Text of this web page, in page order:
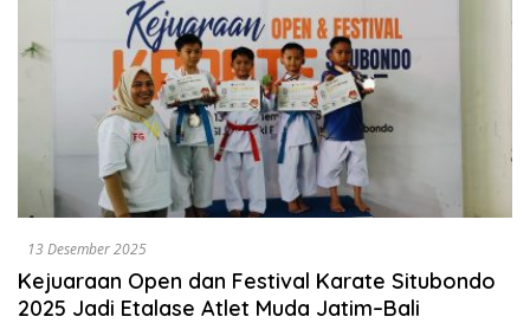
13 Desember 2025
Kejuaraan Open dan Festival Karate Situbondo
2025 Jadi Etalase Atlet Muda Jatim–Bali